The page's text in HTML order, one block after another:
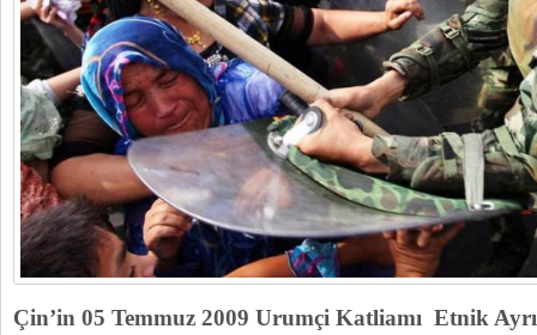
Çin’in 05 Temmuz 2009 Urumçi Katliamı Etnik